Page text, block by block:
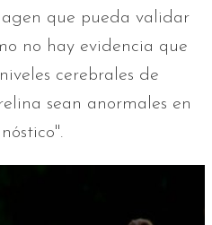
que pueda validar
no hay evidencia que
cerebrales de
sean anormales en